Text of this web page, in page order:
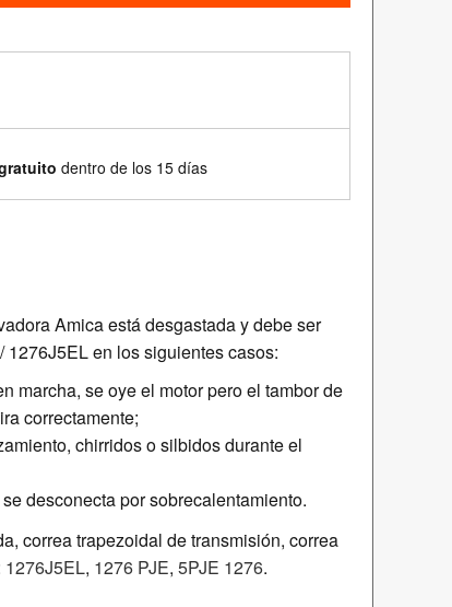
dentro de los 15 días
Amica está desgastada y debe ser
en los siguientes casos:
marcha, se oye el motor pero el tambor de
correctamente;
chirridos o silbidos durante el
desconecta por sobrecalentamiento.
correa trapezoidal de transmisión, correa
1276J5EL, 1276 PJE, 5PJE 1276.